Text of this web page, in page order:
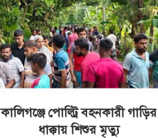
কালিগঞ্জে পোল্ট্রি বহনকারী গাড়ির
ধাক্কায় শিশুর মৃত্যু